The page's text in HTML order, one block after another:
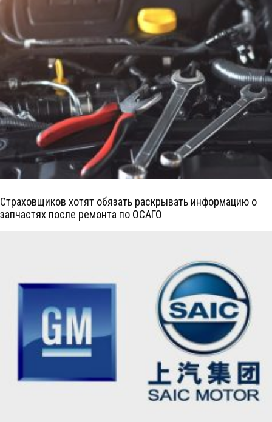
Страховщиков хотят обязать раскрывать информацию о
запчастях после ремонта по ОСАГО